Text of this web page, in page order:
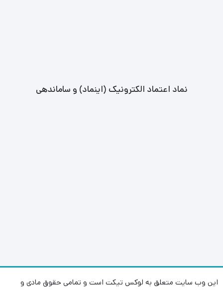
نماد اعتماد الکترونیک (اینماد) و ساماندهی
این وب سایت متعلق به لوکس تیکت است و تمامی حقوق مادی و